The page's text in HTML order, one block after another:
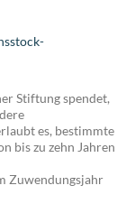
Stiftung spendet,
es, bestimmte
bis zu zehn Jahren
Zuwendungsjahr